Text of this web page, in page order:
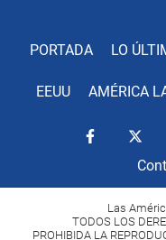
PORTADA LO
EEUU AMÉRICA
Las
TODOS LOS
PROHIBIDA LA